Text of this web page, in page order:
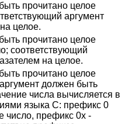
прочитано целое
аргумент
целое.
прочитано целое
соответствующий
на целое.
прочитано целое
должен быть
числа вычисляется в
языка C: префикс 0
число, префикс 0x -